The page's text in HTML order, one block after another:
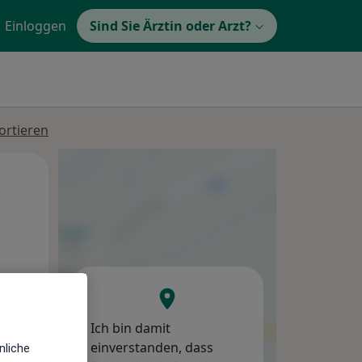
Einloggen Sind Sie Ärztin oder Arzt?
Ich bin damit
einverstanden, dass